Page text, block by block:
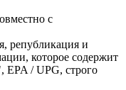
с
републикация и
которое содержит
EPA / UPG, строго